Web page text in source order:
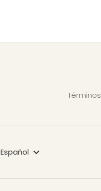
Idioma
Español